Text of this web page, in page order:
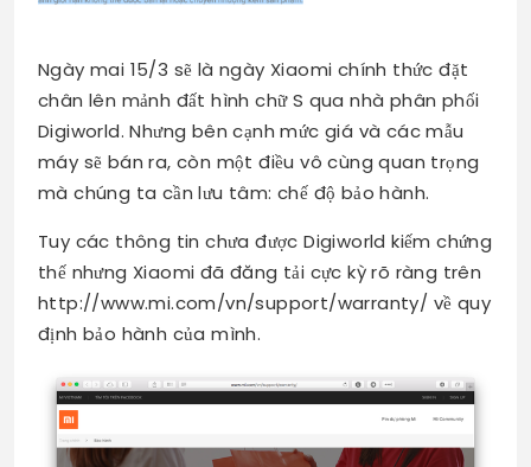
Ngày mai 15/3 sẽ là ngày Xiaomi chính thức đặt
chân lên mảnh đất hình chữ S qua nhà phân phối
Digiworld. Nhưng bên cạnh mức giá và các mẫu
máy sẽ bán ra, còn một điều vô cùng quan trọng
mà chúng ta cần lưu tâm: chế độ bảo hành.
Tuy các thông tin chưa được Digiworld kiếm chứng
thế nhưng Xiaomi đã đăng tải cực kỳ rõ ràng trên
http://www.mi.com/vn/support/warranty/ về quy
định bảo hành của mình.